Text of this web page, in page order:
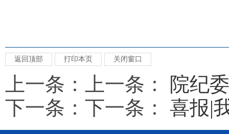
返回顶部 打印本页 关闭窗口
上一条：上一条： 院纪
下一条：下一条： 喜报|